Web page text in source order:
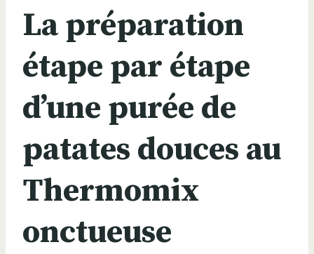
La préparation
étape par étape
d’une purée de
patates douces au
Thermomix
onctueuse